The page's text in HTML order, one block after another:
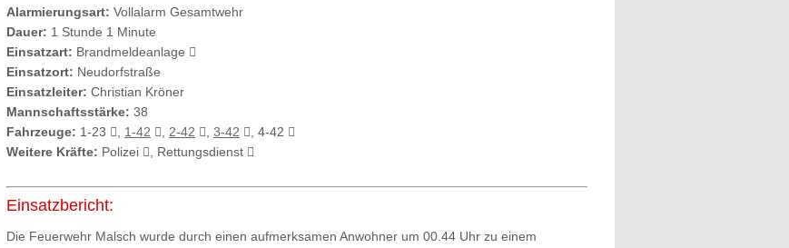
Alarmierungsart: Vollalarm Gesamtwehr
Dauer: 1 Stunde 1 Minute
Einsatzart: Brandmeldeanlage
Einsatzort: Neudorfstraße
Einsatzleiter: Christian Kröner
Mannschaftsstärke: 38
Fahrzeuge: 1-23 1-42 2-42 3-42
, 4-42
Weitere Kräfte: Polizei , Rettungsdienst
Einsatzbericht:
Die Feuerwehr Malsch wurde durch einen aufmerksamen Anwohner um 00.44 Uhr zu einem